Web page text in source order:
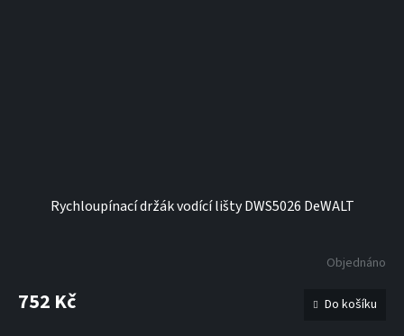
Rychloupínací držák vodící lišty DWS5026 DeWALT
Objednáno
752 Kč Do košíku